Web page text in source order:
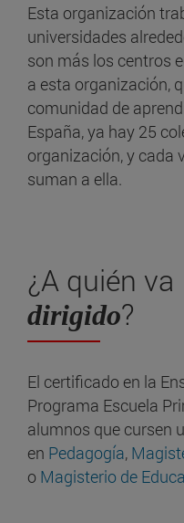
Esta organización
universidades
son más los centros
a esta organización,
comunidad de
España, ya hay 25
organización, y cada
suman a ella.
¿A quién va
dirigido?
El certificado en la
Programa Escuela
alumnos que cursen
en Pedagogía,
o Magisterio de